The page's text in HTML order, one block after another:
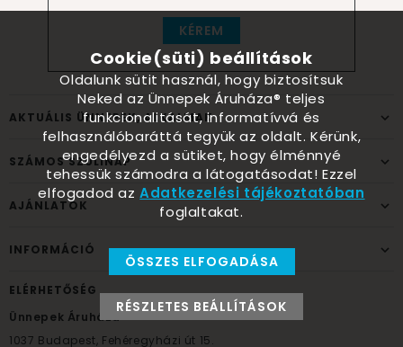
KÉREM
AKTUÁLIS ÜNNEPEK, ALKALMAK
SZÁMOS SZÜLINAP
AJÁNLATOK
INFORMÁCIÓ
ELÉRHETŐSÉG
Ünnepek Áruháza
1037 Budapest, Fehéregyházi út 15.
Cookie(süti) beállítások
Oldalunk sütit használ, hogy biztosítsuk
Neked az Ünnepek Áruháza® teljes
funkcionalitását, informatívvá és
felhasználóbaráttá tegyük az oldalt. Kérünk,
engedélyezd a sütiket, hogy élménnyé
tehessük számodra a látogatásodat! Ezzel
elfogadod azAdatkezelési tájékoztatóban
foglaltakat.
ÖSSZES ELFOGADÁSA
RÉSZLETES BEÁLLÍTÁSOK